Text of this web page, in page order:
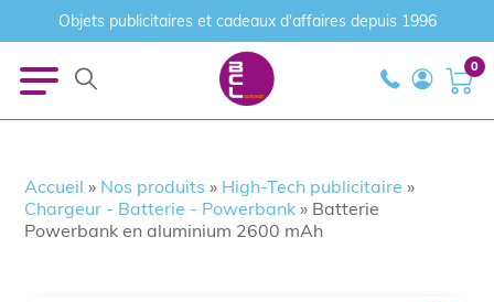
Objets publicitaires et cadeaux d'affaires depuis 1996
0
Accueil » Nos produits » High-Tech publicitaire »
Chargeur - Batterie - Powerbank » Batterie
Powerbank en aluminium 2600 mAh